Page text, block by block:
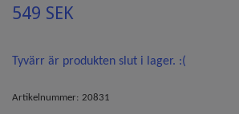
549 SEK
Tyvärr är produkten slut i lager. :(
Artikelnummer: 20831